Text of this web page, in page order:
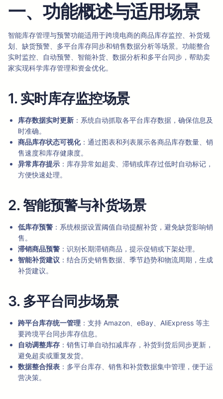
一、功能概述与适用场景
智能库存管理与预警功能适用于跨境电商的商品库存监控、补货规
划、缺货预警、多平台库存同步和销售数据分析等场景。功能整合
实时监控、自动预警、智能补货、数据分析和多平台同步，帮助卖
家实现科学库存管理和资金优化。
1. 实时库存监控场景
库存数据实时更新 ：系统自动抓取各平台库存数据，确保信息及
时准确。
商品库存状态可视化：通过图表和列表展示各商品库存数量、销
售速度和库存健康度。
异常库存提示 ：库存异常如超卖、滞销或库存过低时自动标记，
方便快速处理。
2. 智能预警与补货场景
低库存预警 ：系统根据设置阈值自动提醒补货，避免缺货影响销
售。
滞销商品预警 ：识别长期滞销商品，提示促销或下架处理。
智能补货建议 ：结合历史销售数据、季节趋势和物流周期，生成
补货建议。
3. 多平台同步场景
跨平台库存统一管理 ：支持 Amazon、eBay、AliExpress 等主
要跨境平台同步库存信息。
自动调整库存 ：销售订单自动扣减库存，补货到货后同步更新，
避免超卖或重复发货。
数据整合报表 ：多平台库存、销售和补货数据集中管理，便于运
营决策。